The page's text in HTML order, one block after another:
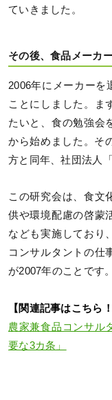
ていきました。
その後、食品メーカ
2006年にメーカーを
ことにしました。ま
たいと、食の勉強会
から始めました。そ
方と同年、社団法人
この研究会は、食文
供や環境配慮の啓蒙
なども実施しており
コンサルタントの仕
が2007年のことです。
【関連記事はこちら！
農家兼食品コンサル
要な3カ条」